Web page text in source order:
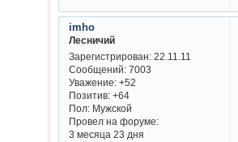
imho
Лесничий
Зарегистрирован: 22.11.11
Сообщений:7003
Уважение: +52
Позитив: +64
Пол:Мужской
Провел на форуме:
3 месяца 23 дня